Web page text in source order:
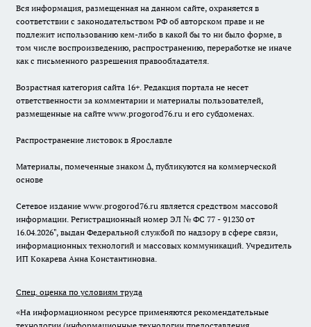
Вся информация, размещенная на данном сайте, охраняется в
соответствии с законодательством РФ об авторском праве и не
подлежит использованию кем-либо в какой бы то ни было форме, в
том числе воспроизведению, распространению, переработке не иначе
как с письменного разрешения правообладателя.
Возрастная категория сайта 16+. Редакция портала не несет
ответственности за комментарии и материалы пользователей,
размещенные на сайте www.progorod76.ru и его субдоменах.
Распространение листовок в Ярославле
Материалы, помеченные знаком ∆, публикуются на коммерческой
основе
Сетевое издание www.progorod76.ru является средством массовой
информации. Регистрационный номер ЭЛ № ФС 77 - 91230 от
16.04.2026", выдан Федеральной службой по надзору в сфере связи,
информационных технологий и массовых коммуникаций. Учредитель
ИП Кокарева Анна Константиновна.
Спец. оценка по условиям труда
«На информационном ресурсе применяются рекомендательные